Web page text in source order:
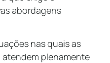
abordagens
nas quais as
plenamente